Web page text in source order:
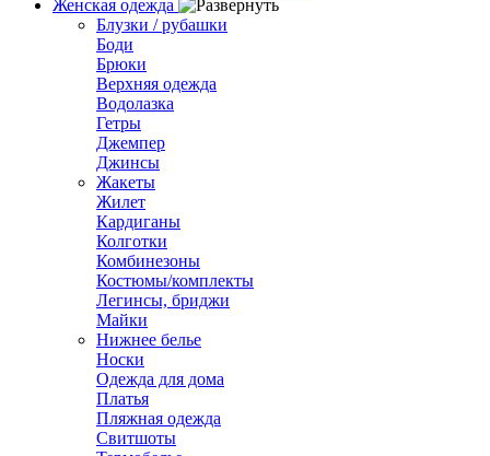
Женская одежда
Блузки / рубашки
Боди
Брюки
Верхняя одежда
Водолазка
Гетры
Джемпер
Джинсы
Жакеты
Жилет
Кардиганы
Колготки
Комбинезоны
Костюмы/комплекты
Легинсы, бриджи
Майки
Нижнее белье
Носки
Одежда для дома
Платья
Пляжная одежда
Свитшоты